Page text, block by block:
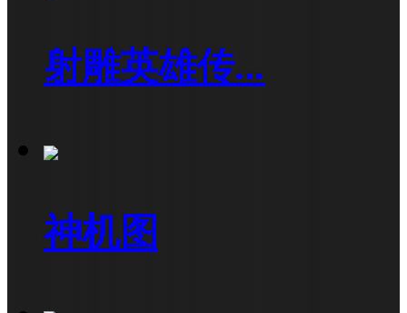
射雕英雄传...
神机图